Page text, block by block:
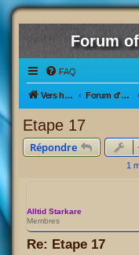
Forum
FAQ
Vers hipposuède, le jeu ! Forum d'hipposuède
Etape 17
Répondre
1
Alltid Starkare
Membres
Re: Etape 17